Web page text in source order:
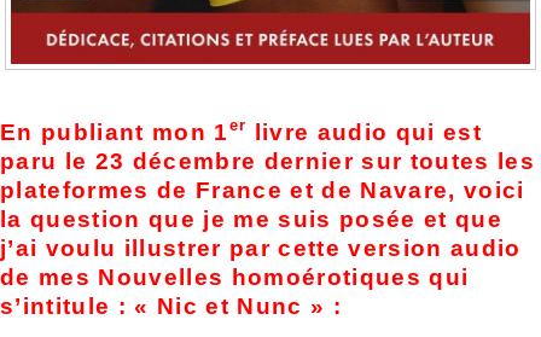
En publiant mon 1 er livre audio qui est
paru le 23 décembre dernier sur toutes les
plateformes de France et de Navare, voici
la question que je me suis posée et que
j’ai voulu illustrer par cette version audio
de mes Nouvelles homoérotiques qui
s’intitule : « Nic et Nunc » :